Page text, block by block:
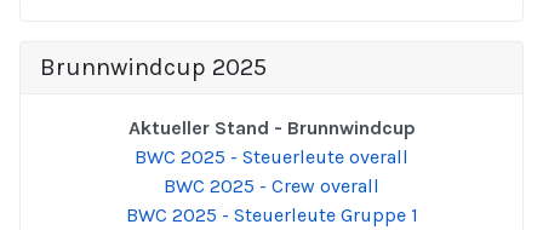
Brunnwindcup 2025
Aktueller Stand - Brunnwindcup
BWC 2025 - Steuerleute overall
BWC 2025 - Crew overall
BWC 2025 - Steuerleute Gruppe 1